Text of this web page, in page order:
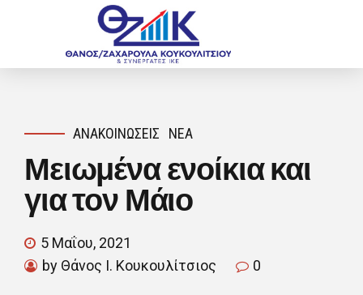
ΑΝΑΚΟΙΝΏΣΕΙΣ ΝΈΑ
Μειωμένα ενοίκια και
για τον Μάιο
5 Μαΐου, 2021
by Θάνος Ι. Κουκουλίτσιος
0